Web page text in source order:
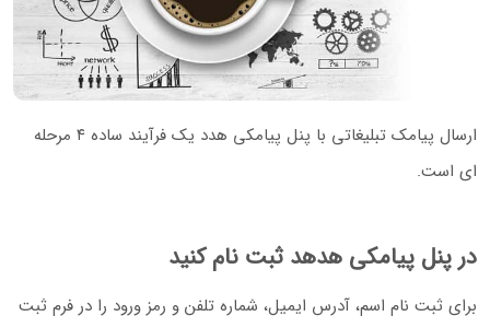
ارسال پیامک تبلیغاتی با پنل پیامکی هدد یک فرآیند ساده ۴ مرحله
ای است.
در پنل پیامکی هدهد ثبت نام کنید
برای ثبت نام اسم، آدرس ایمیل، شماره تلفن و رمز ورود را در فرم ثبت